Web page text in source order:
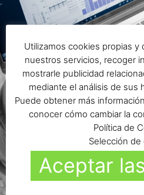
Utilizamos cookies propias y
nuestros servicios, recoger
mostrarle publicidad
mediante el análisis de sus
Puede obtener más
conocer cómo cambiar la
Política de
Selección de
Aceptar